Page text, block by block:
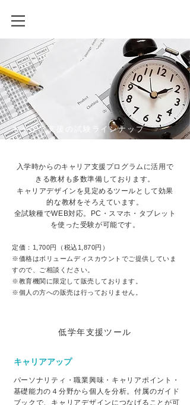
キャリア支援の試験ラインナップ
入学時からのキャリア支援プログラムに活用で
きる教材も多数準備しております。
キャリアデザインを見定めるツールとして効果
的な教材をそろえています。
全試験種でWEB対応。PC・スマホ・タブレット
を使った受験が可能です。
定価：1,700円（税込1,870円）
※価格はボリュームディスカウントでご提供していま
すので、ご相談ください。
※教育機関に限定して販売しております。
※個人の方への販売は行っておりません。
低学年支援ツール
キャリアアップ
パーソナリティ・職業興味・キャリアポイント・
基礎能力の４分野から個人を分析。付属のガイド
ブックで、キャリアデザインにつなげることが可